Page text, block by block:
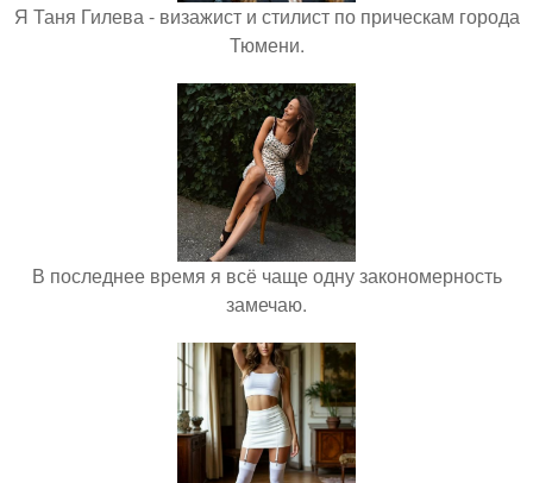
Я Таня Гилева - визажист и стилист по прическам города
Тюмени.
В последнее время я всё чаще одну закономерность
замечаю.